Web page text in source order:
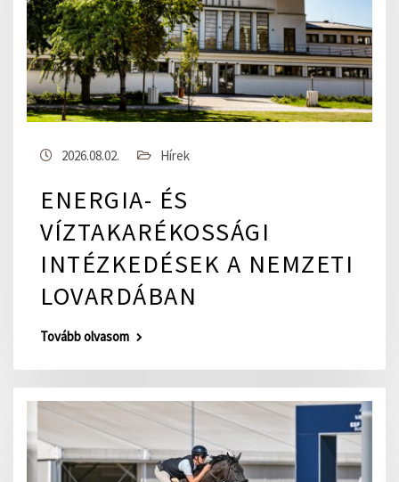
2026.08.02. Hírek
ENERGIA- ÉS
VÍZTAKARÉKOSSÁGI
INTÉZKEDÉSEK A NEMZETI
LOVARDÁBAN
Tovább olvasom